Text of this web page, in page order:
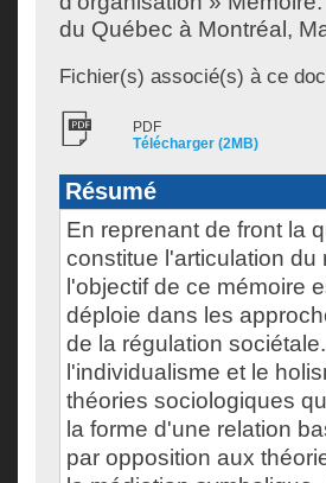
du Québec à Montréal,
Fichier(s) associé(s) à ce
PDF
Télécharger (2MB)
Résumé
En reprenant de front la
constitue l'articulation
l'objectif de ce mémoire
déploie dans les
de la régulation
l'individualisme et le
théories sociologiques
la forme d'une relation
par opposition aux